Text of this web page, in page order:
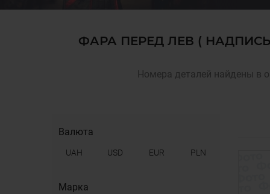
ФАРА ПЕРЕД ЛЕВ (
Номера деталей найдены в
Валюта
UAH USD EUR PLN
Марка